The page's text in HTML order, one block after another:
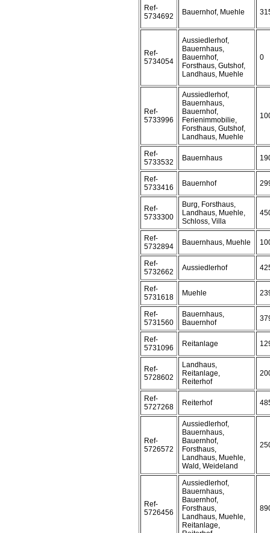
Ref-
5734692
Bauernhof, Muehle
Ref-
5734054
Aussiedlerhof,
Bauernhaus,
Bauernhof,
Forsthaus, Gutshof,
Landhaus, Muehle
0
Ref-
5733996
Aussiedlerhof,
Bauernhaus,
Bauernhof,
Ferienimmobilie,
Forsthaus, Gutshof,
Landhaus, Muehle
Ref-
5733532
Bauernhaus
Ref-
5733416
Bauernhof
Ref-
5733300
Burg, Forsthaus,
Landhaus, Muehle,
Schloss, Villa
Ref-
5732894
Bauernhaus, Muehle
Ref-
5732662
Aussiedlerhof
Ref-
5731618
Muehle
Ref-
5731560
Bauernhaus,
Bauernhof
Ref-
5731096
Reitanlage
Ref-
5728602
Landhaus,
Reitanlage,
Reiterhof
Ref-
5727268
Reiterhof
Ref-
5726572
Aussiedlerhof,
Bauernhaus,
Bauernhof,
Forsthaus,
Landhaus, Muehle,
Wald, Weideland
Ref-
5726456
Aussiedlerhof,
Bauernhaus,
Bauernhof,
Forsthaus,
Landhaus, Muehle,
Reitanlage,